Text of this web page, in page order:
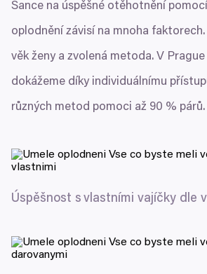
Šance na úspěšné otěhotnění
oplodnění závisí na mnoha
věk ženy a zvolená metoda. V
dokážeme díky individuálnímu
různých metod pomoci až 90 % párů.
Úspěšnost s vlastními vajíčky dle